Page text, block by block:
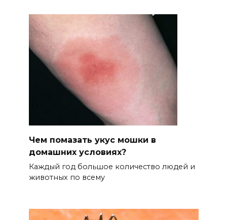
Чем помазать укус мошки в
домашних условиях?
Каждый год большое количество людей и
животных по всему